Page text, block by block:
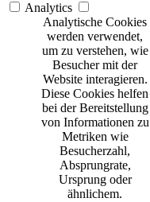
Analytics
Analytische Cookies
werden verwendet,
um zu verstehen, wie
Besucher mit der
Website interagieren.
Diese Cookies helfen
bei der Bereitstellung
von Informationen zu
Metriken wie
Besucherzahl,
Absprungrate,
Ursprung oder
ähnlichem.